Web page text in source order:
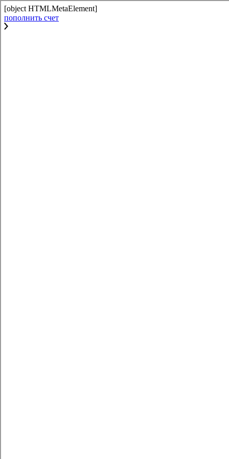
[object HTMLMetaElement]
пополнить счет